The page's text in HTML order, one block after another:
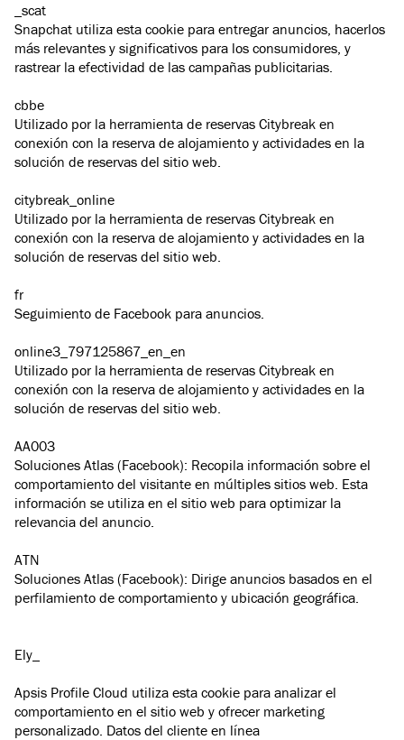
_scat
Snapchat utiliza esta cookie para entregar anuncios, hacerlos
más relevantes y significativos para los consumidores, y
rastrear la efectividad de las campañas publicitarias.
cbbe
Utilizado por la herramienta de reservas Citybreak en
conexión con la reserva de alojamiento y actividades en la
solución de reservas del sitio web.
citybreak_online
Utilizado por la herramienta de reservas Citybreak en
conexión con la reserva de alojamiento y actividades en la
solución de reservas del sitio web.
fr
Seguimiento de Facebook para anuncios.
online3_797125867_en_en
Utilizado por la herramienta de reservas Citybreak en
conexión con la reserva de alojamiento y actividades en la
solución de reservas del sitio web.
AA003
Soluciones Atlas (Facebook): Recopila información sobre el
comportamiento del visitante en múltiples sitios web. Esta
información se utiliza en el sitio web para optimizar la
relevancia del anuncio.
ATN
Soluciones Atlas (Facebook): Dirige anuncios basados en el
perfilamiento de comportamiento y ubicación geográfica.
Ely_
Apsis Profile Cloud utiliza esta cookie para analizar el
comportamiento en el sitio web y ofrecer marketing
personalizado. Datos del cliente en línea